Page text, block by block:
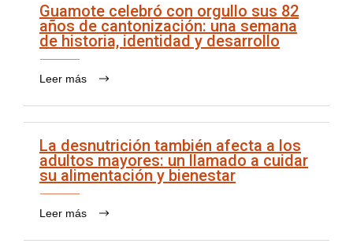
Guamote celebró con orgullo sus 82
años de cantonización: una semana
de historia, identidad y desarrollo
Leer más
La desnutrición también afecta a los
adultos mayores: un llamado a cuidar
su alimentación y bienestar
Leer más